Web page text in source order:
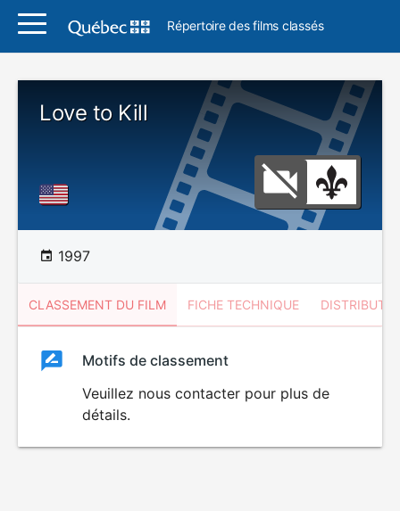
Répertoire des films classés
Love to Kill
1997
CLASSEMENT DU FILM FICHE TECHNIQUE
ClassementClassement
Motifs de classement
Veuillez nous contacter pour plus de
détails.